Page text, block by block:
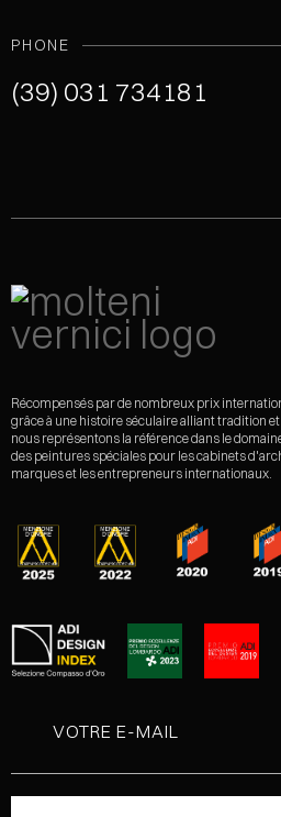
PHONE
(39) 031 734181
Récompensés par de nombreux prix
grâce à une histoire séculaire alliant tradition
nous représentons la référence dans le
des peintures spéciales pour les cabinets
marques et les entrepreneurs internationaux.